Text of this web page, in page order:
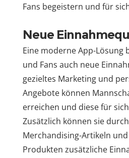
Fans begeistern und für
Neue
Eine moderne App-Lösung
und Fans auch neue
gezieltes Marketing und
Angebote können
erreichen und diese für
Zusätzlich können sie
Merchandising-Artikeln
Produkten zusätzliche